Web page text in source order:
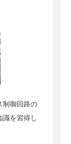
制御回路の
識を習得し